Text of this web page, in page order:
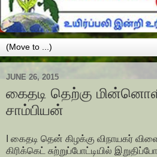
JUNE 26, 2015
கைதடி தெற்கு
சாம்பியன்
I கைதடி தென் கிழக்கு விநாயகர்
கிரிக்கெட் சுற்றுப்போட்டியில்